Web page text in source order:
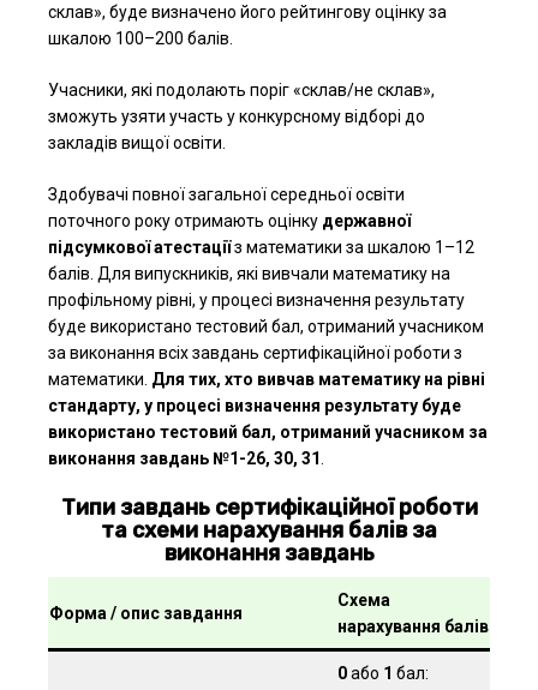
склав», буде визначено його рейтингову оцінку за
шкалою 100–200 балів.
Учасники, які подолають поріг «склав/не склав»,
зможуть узяти участь у конкурсному відборі до
закладів вищої освіти.
Здобувачі повної загальної середньої освіти
поточного року отримають оцінку державної
підсумкової атестаціїз математики за шкалою 1–12
балів. Для випускників, які вивчали математику на
профільному рівні, у процесі визначення результату
буде використано тестовий бал, отриманий учасником
за виконання всіх завдань сертифікаційної роботи з
математики. Для тих, хто вивчав математику на рівні
стандарту, у процесі визначення результату буде
використано тестовий бал, отриманий учасником за
виконання завдань №1-26, 30, 31.
Типи завдань сертифікаційної роботи
та схеми нарахування балів за
виконання завдань
Форма / опис завдання
Схема
нарахування балів
0або 1 бал: